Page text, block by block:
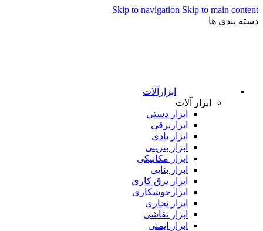
Skip to navigation Skip to main content
دسته بندی ها
ابزارآلات
ابزار آلات
ابزار دستی
ابزاربرقی
ابزار بادی
ابزار بنزینی
ابزار مکانیکی
ابزار بنایی
ابزار برق کاری
ابزارجوشکاری
ابزار نجاری
ابزار نقاشی
ابزار ایمنی